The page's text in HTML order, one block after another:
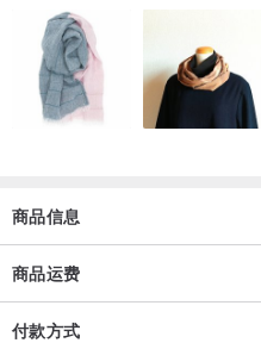
港澳台使用顺丰快运发货，非工
费用才送货上门。
产地/制造方式
中国
商品信息
商品运费
付款方式